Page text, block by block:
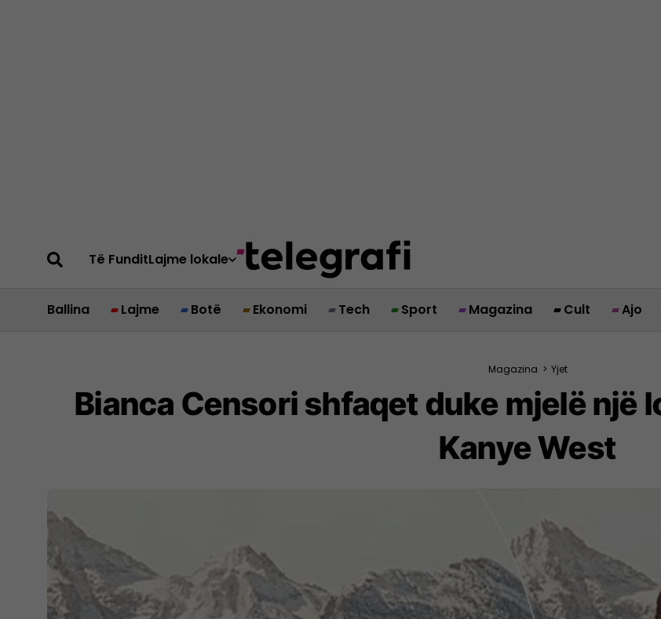
Të FunditLajme lokale
Ballina Lajme Botë Ekonomi Tech Sport Magazina Cult Ajo
Magazina > Yjet
Bianca Censori shfaqet duke mjelë një
Kanye West